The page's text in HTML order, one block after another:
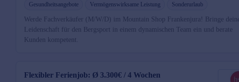
Gesundheitsangebote Vermögenswirksame Leistung Sonderurlaub
Werde Fachverkäufer (M/W/D) im Mountain Shop Frankenjura! Bringe deine
Leidenschaft für den Bergsport in einem dynamischen Team ein und berate
Kunden kompetent.
Flexibler Ferienjob: Ø 3.300€ / 4 Wochen